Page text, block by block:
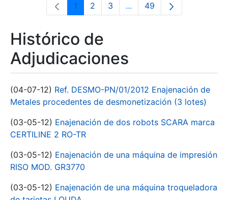
Página
1 Página
2 Página
3 ...Páginas intermedias Use
Página
49
Histórico de
Adjudicaciones
(04-07-12) Ref. DESMO-PN/01/2012 Enajenación de
Metales procedentes de desmonetización (3 lotes)
(03-05-12) Enajenación de dos robots SCARA marca
CERTILINE 2 RO-TR
(03-05-12) Enajenación de una máquina de impresión
RISO MOD. GR3770
(03-05-12) Enajenación de una máquina troqueladora